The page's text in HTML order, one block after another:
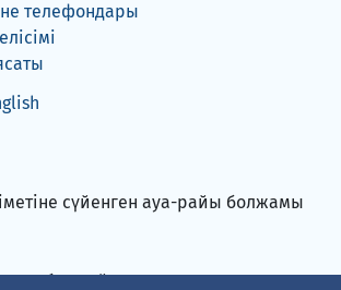
телефондары
сүйенген ауа-райы болжамы
қабылдаймыз